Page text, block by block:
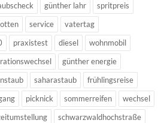
günther lahr
spritpreis
service
vatertag
praxistest diesel
wohnmobil
günther energie
saharastaub
frühlingsreise
picknick sommerreifen
wechsel
schwarzwaldhochstraße